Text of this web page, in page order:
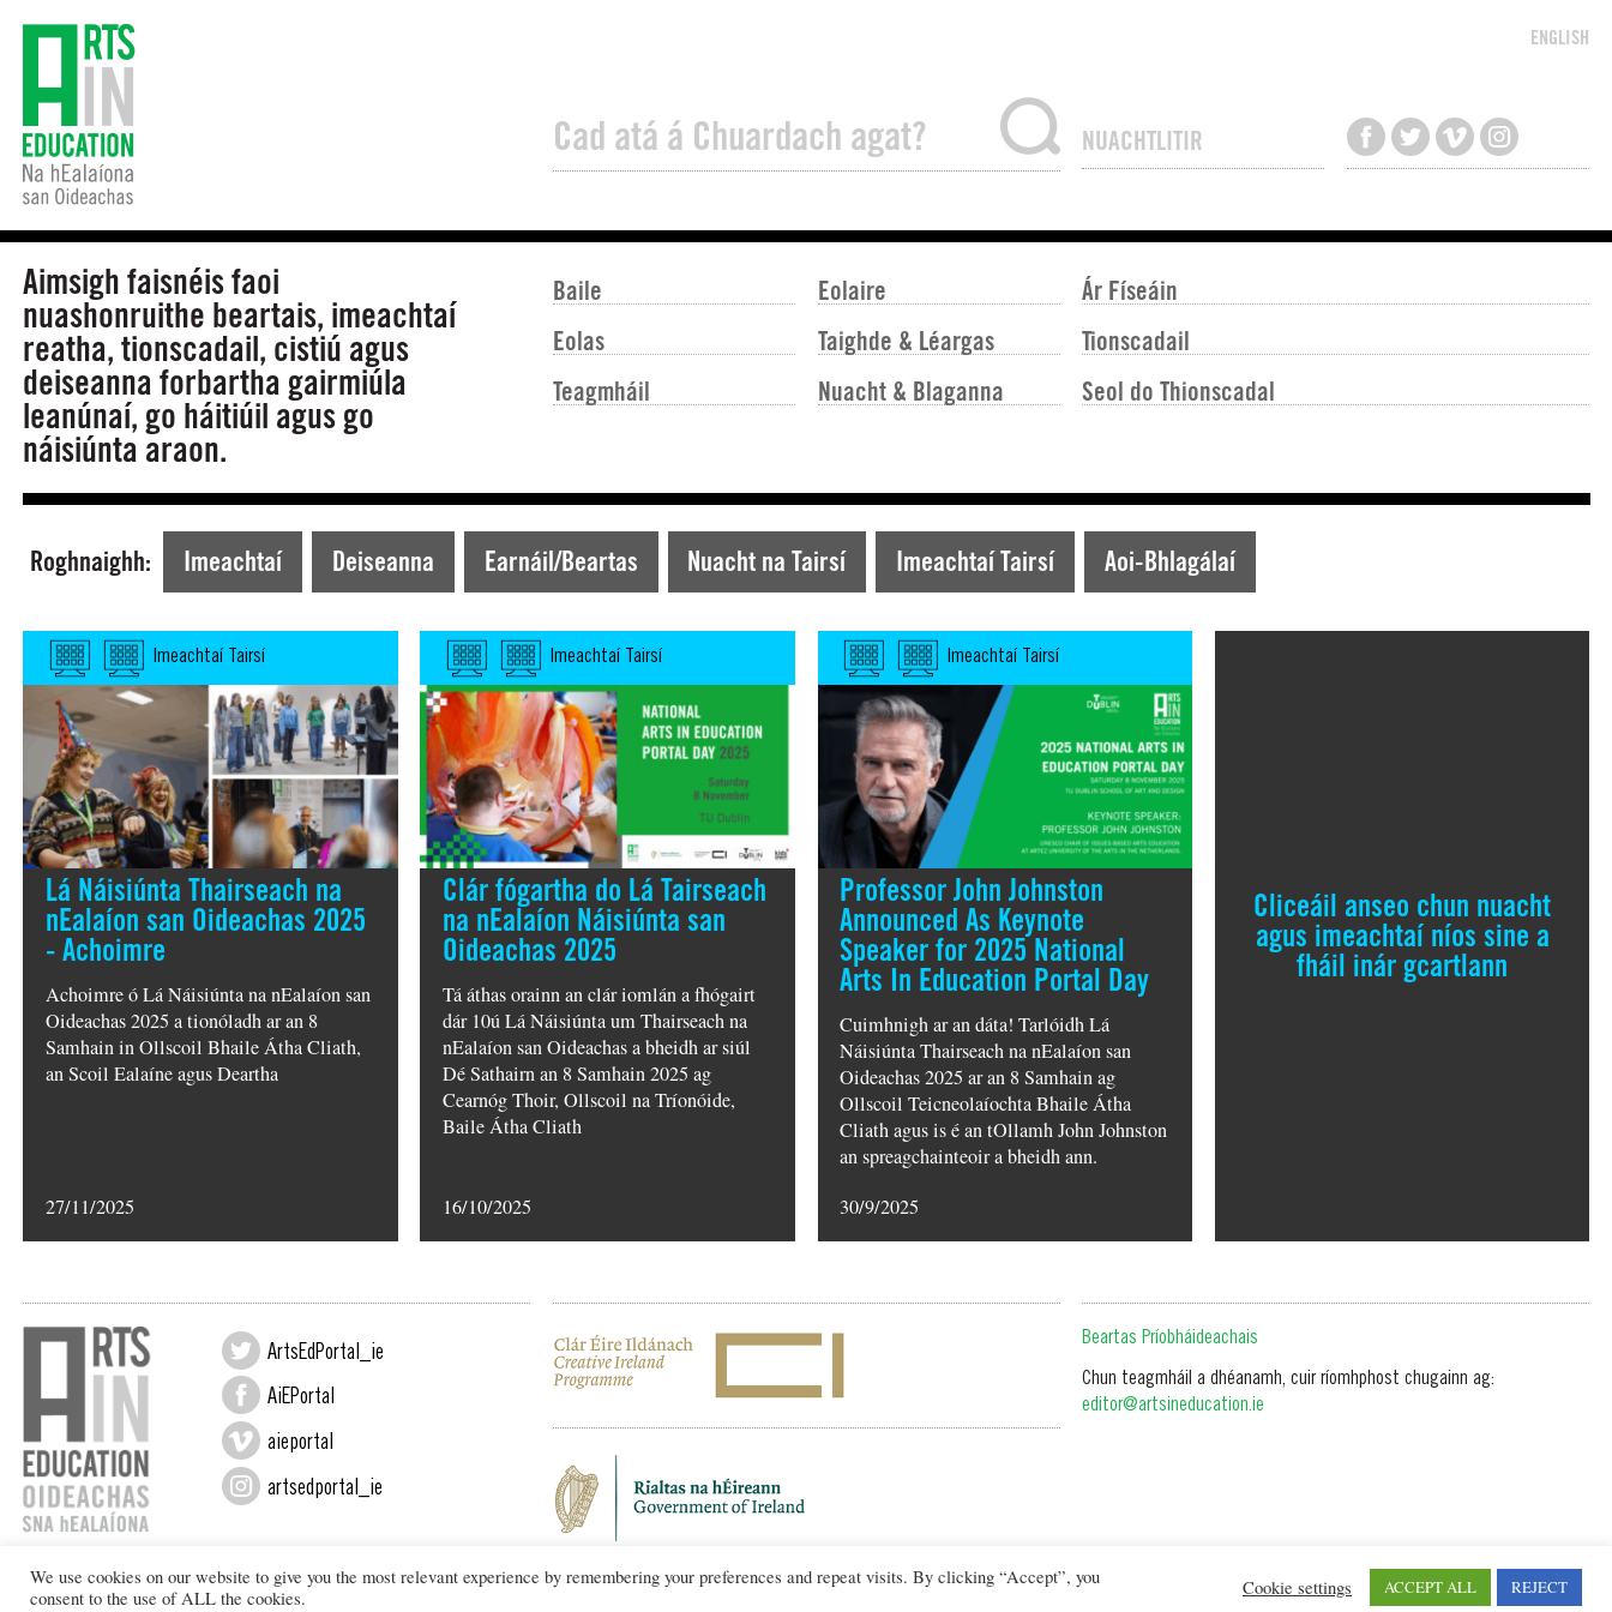
ENGLISH
NUACHTLITIR
Baile
Eolas
Teagmháil
Eolaire
Taighde & Léargas
Nuacht & Blaganna
Ár Físeáin
Tionscadail
Seol do Thionscadal
Aimsigh faisnéis faoi
nuashonruithe beartais, imeachtaí
reatha, tionscadail, cistiú agus
deiseanna forbartha gairmiúla
leanúnaí, go háitiúil agus go
náisiúnta araon.
Roghnaighh: Imeachtaí Deiseanna Earnáil/Beartas Nuacht na Tairsí Imeachtaí Tairsí Aoi-Bhlagálaí
Tá tú ag Amharc faoi láthair ar >
Imeachtaí Tairsí
Lá Náisiúnta Thairseach na
nEalaíon san Oideachas 2025
- Achoimre
Achoimre ó Lá Náisiúnta na nEalaíon san
Oideachas 2025 a tionóladh ar an 8
Samhain in Ollscoil Bhaile Átha Cliath,
an Scoil Ealaíne agus Deartha
27/11/2025
Imeachtaí Tairsí
Clár fógartha do Lá Tairseach
na nEalaíon Náisiúnta san
Oideachas 2025
Tá áthas orainn an clár iomlán a fhógairt
dár 10ú Lá Náisiúnta um Thairseach na
nEalaíon san Oideachas a bheidh ar siúl
Dé Sathairn an 8 Samhain 2025 ag
Cearnóg Thoir, Ollscoil na Tríonóide,
Baile Átha Cliath
16/10/2025
Imeachtaí Tairsí
Professor John Johnston
Announced As Keynote
Speaker for 2025 National
Arts In Education Portal Day
Cuimhnigh ar an dáta! Tarlóidh Lá
Náisiúnta Thairseach na nEalaíon san
Oideachas 2025 ar an 8 Samhain ag
Ollscoil Teicneolaíochta Bhaile Átha
Cliath agus is é an tOllamh John Johnston
an spreagchainteoir a bheidh ann.
30/9/2025
Cliceáil anseo chun nuacht
agus imeachtaí níos sine a
fháil inár gcartlann
ArtsEdPortal_ie
AiEPortal
aieportal
artsedportal_ie
Beartas Príobháideachais
Chun teagmháil a dhéanamh, cuir ríomhphost chugainn ag:
editor@artsineducation.ie
Design by New Graphic
We use cookies on our website to give you the most relevant experience by remembering your preferences and repeat visits. By clicking “Accept”, you
consent to the use of ALL the cookies.
Cookie settings ACCEPT ALL REJECT